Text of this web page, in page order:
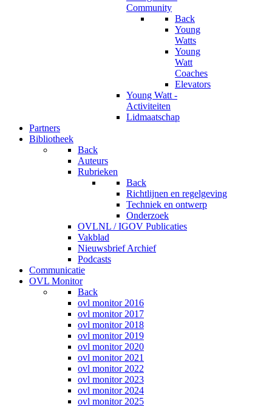
Community
Back
Young
Watts
Young
Watt
Coaches
Elevators
Young Watt -
Activiteiten
Lidmaatschap
Partners
Bibliotheek
Back
Auteurs
Rubrieken
Back
Richtlijnen en regelgeving
Techniek en ontwerp
Onderzoek
OVLNL / IGOV Publicaties
Vakblad
Nieuwsbrief Archief
Podcasts
Communicatie
OVL Monitor
Back
ovl monitor 2016
ovl monitor 2017
ovl monitor 2018
ovl monitor 2019
ovl monitor 2020
ovl monitor 2021
ovl monitor 2022
ovl monitor 2023
ovl monitor 2024
ovl monitor 2025